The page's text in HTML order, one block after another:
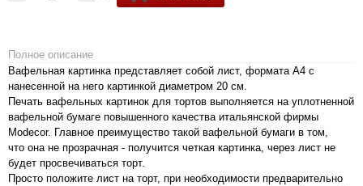
Полное описание
Вафельная картинка представляет собой лист, формата А4 с
нанесенной на него картинкой диаметром 20 см.
Печать вафельных картинок для тортов выполняется на уплотненной
вафельной бумаге повышенного качества итальянской фирмы
Modecor. Главное преимущество такой вафельной бумаги в том,
что она не прозрачная - получится четкая картинка, через лист не
будет просвечиваться торт.
Просто положите лист на торт, при необходимости предварительно